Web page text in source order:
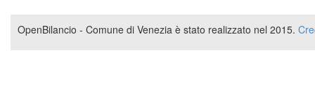
OpenBilancio - Comune di Venezia è stato realizzato nel 2015.